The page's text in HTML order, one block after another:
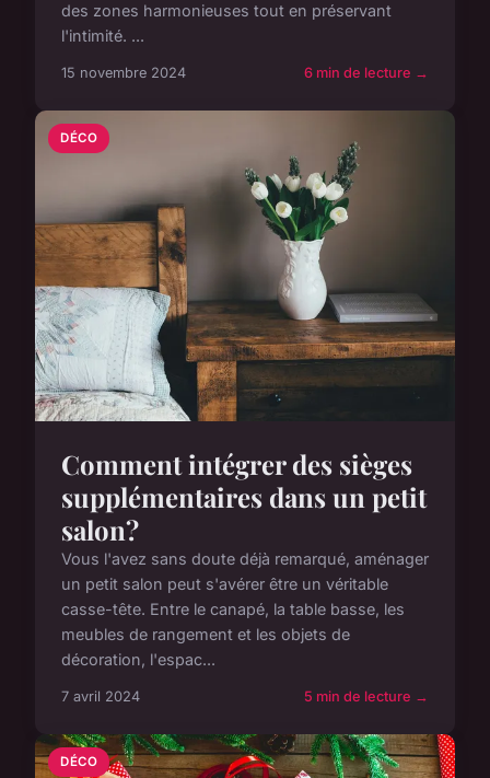
des zones harmonieuses tout en préservant
l'intimité. ...
15 novembre 2024 6 min de lecture →
DÉCO
Comment intégrer des sièges
supplémentaires dans un petit
salon?
Vous l'avez sans doute déjà remarqué, aménager
un petit salon peut s'avérer être un véritable
casse-tête. Entre le canapé, la table basse, les
meubles de rangement et les objets de
décoration, l'espac...
7 avril 2024 5 min de lecture →
DÉCO